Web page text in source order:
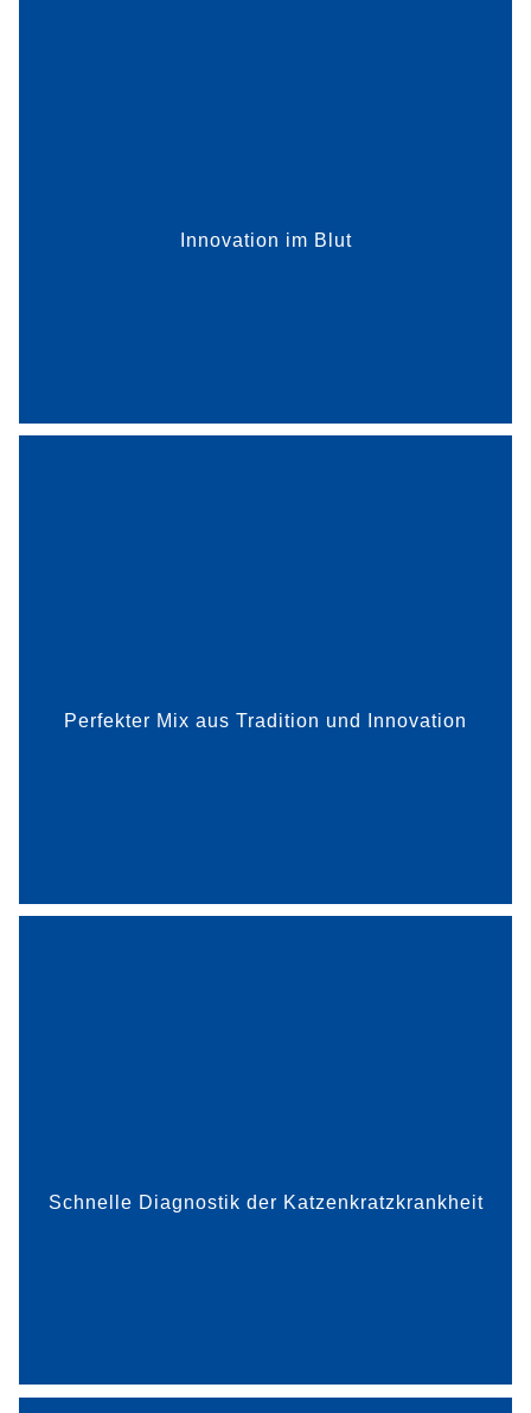
Innovation im Blut
Perfekter Mix aus Tradition und Innovation
Schnelle Diagnostik der Katzenkratzkrankheit